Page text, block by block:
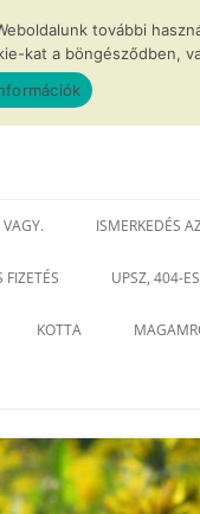
ISMERKEDÉS
FIZETÉS UPSZ, 404-
KOTTA
további
kat a böngésződben,